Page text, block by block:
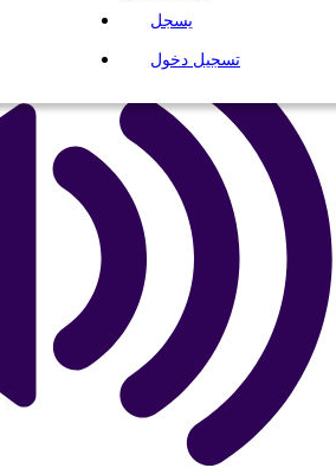
يسجل
تسجيل دخول